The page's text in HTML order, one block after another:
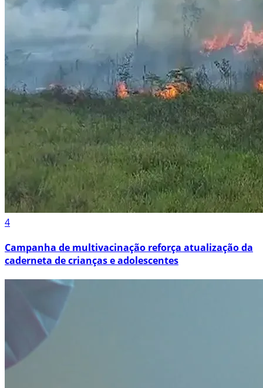
4
Campanha de multivacinação reforça atualização da
caderneta de crianças e adolescentes